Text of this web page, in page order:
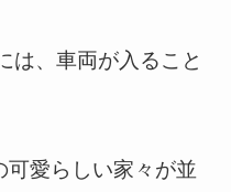
は、車両が入ること
愛らしい家々が並